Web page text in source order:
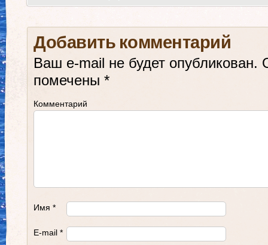
Добавить комментарий
Ваш e-mail не будет опубликован.
помечены *
Комментарий
Имя *
E-mail *